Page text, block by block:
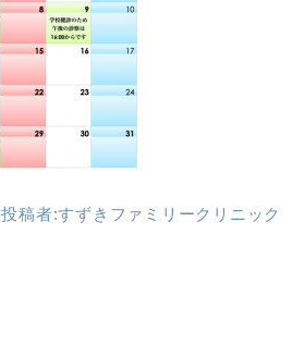
投稿者:すずきファミリークリニック